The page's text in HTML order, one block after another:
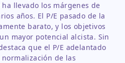
llevado los márgenes de
años. El P/E pasado de la
barato, y los objetivos
mayor potencial alcista. Sin
que el P/E adelantado
de las